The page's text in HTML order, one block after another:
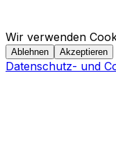
Wir verwenden
Ablehnen Akzeptieren
Datenschutz- und